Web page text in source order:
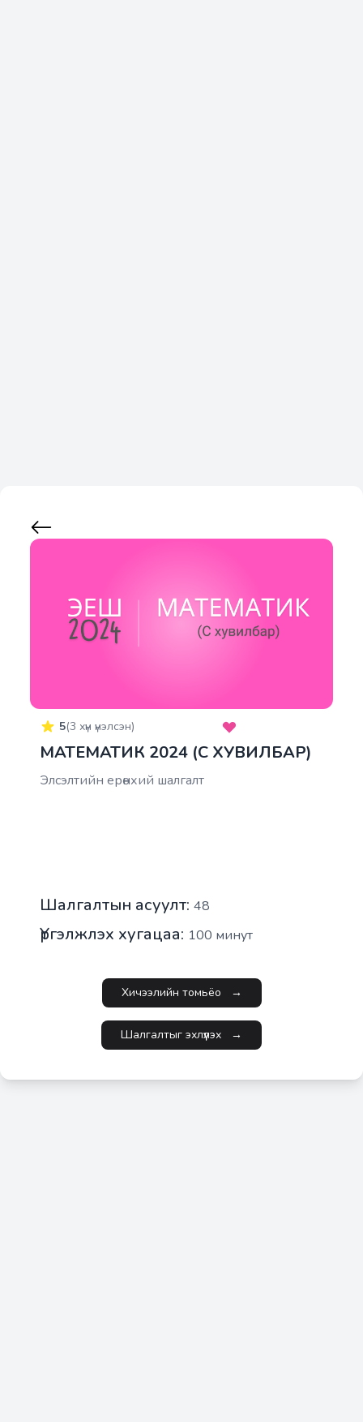
5(3 хүн үнэлсэн)
МАТЕМАТИК 2024 (C ХУВИЛБАР)
Элсэлтийн ерөнхий шалгалт
Шалгалтын асуулт: 48
Үргэлжлэх хугацаа: 100 минут
Хичээлийн томьёо →
Шалгалтыг эхлүүлэх →